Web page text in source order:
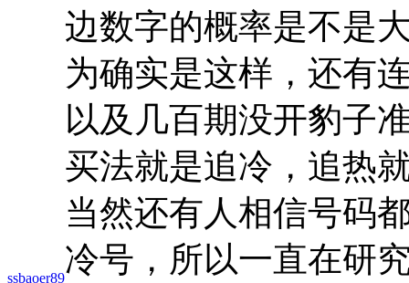
ssbaoer89
边数字的概率是不是
为确实是这样，还有
以及几百期没开豹子
买法就是追冷，追热
当然还有人相信号码
冷号，所以一直在研